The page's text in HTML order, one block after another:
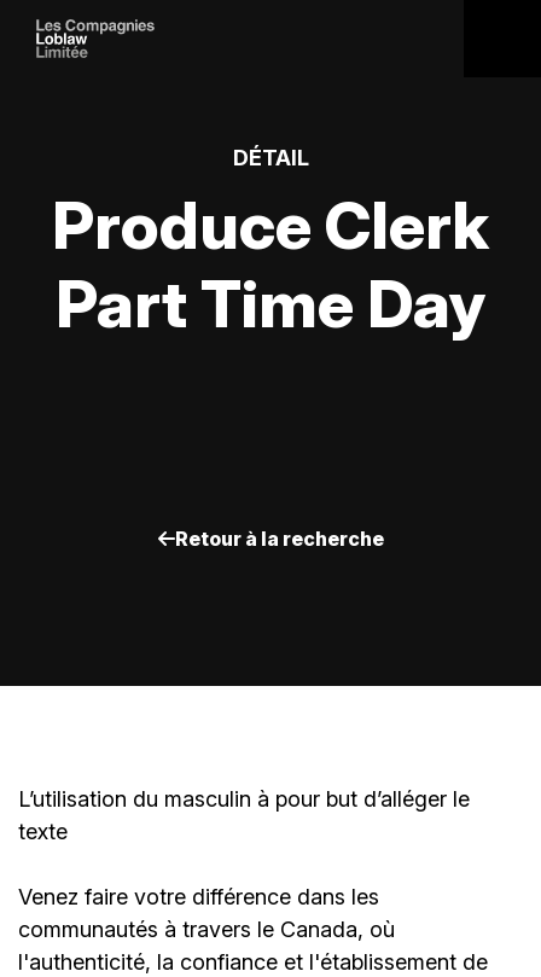
DÉTAIL
Produce Clerk
Part Time Day
Retour à la recherche
L’utilisation du masculin à pour but d’alléger le
texte
Venez faire votre différence dans les
communautés à travers le Canada, où
l'authenticité, la confiance et l'établissement de